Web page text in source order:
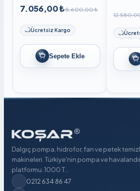
7.056,00 ₺8.600,00 ₺
Ücretsiz Kargo
Sepete Ekle
Dalgıç pompa, hidrofor, fan ve petek
makineleri. Türkiye'nin pompa ve
platformu. 1000 T...
0212 634 86 47